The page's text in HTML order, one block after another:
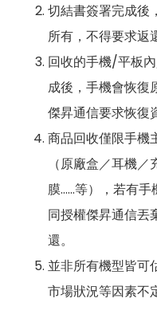
切結書簽署完成後
所有，不得要求返
回收的手機/平板
成後，手機會恢復
傑昇通信要求恢復
商品回收僅限手機
（原廠盒／耳機
膜……等），若有
同授權傑昇通信丟
還。
並非所有機型皆可
市場狀況等因素不